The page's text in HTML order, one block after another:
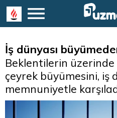
İş dünyası
Beklentilerin üzerinde
çeyrek büyümesini, iş
memnuniyetle